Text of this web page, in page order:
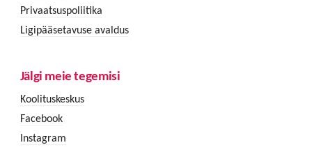
Privaatsuspoliitika
Ligipääsetavuse avaldus
Jälgi meie tegemisi
Koolituskeskus
Facebook
Instagram